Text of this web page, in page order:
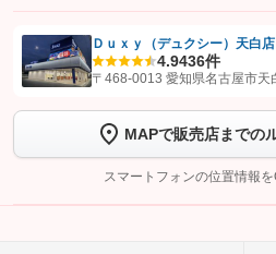
【STEP1】認証画面でグーネットを友だち
トーク画面で
ボタンをタップ
完了してください。
こちら
Ｄｕｘｙ（デュクシー）天白
4.9436件
〒468-0013 愛知県名古屋市天
MAPで販売店までの
スマートフォンの位置情報